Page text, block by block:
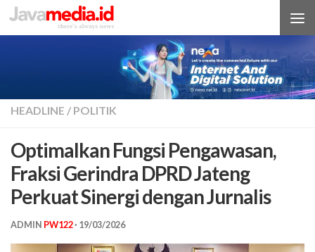
Skip to content
HEADLINE / POLITIK
Optimalkan Fungsi Pengawasan,
Fraksi Gerindra DPRD Jateng
Perkuat Sinergi dengan Jurnalis
ADMIN PW122· 19/03/2026